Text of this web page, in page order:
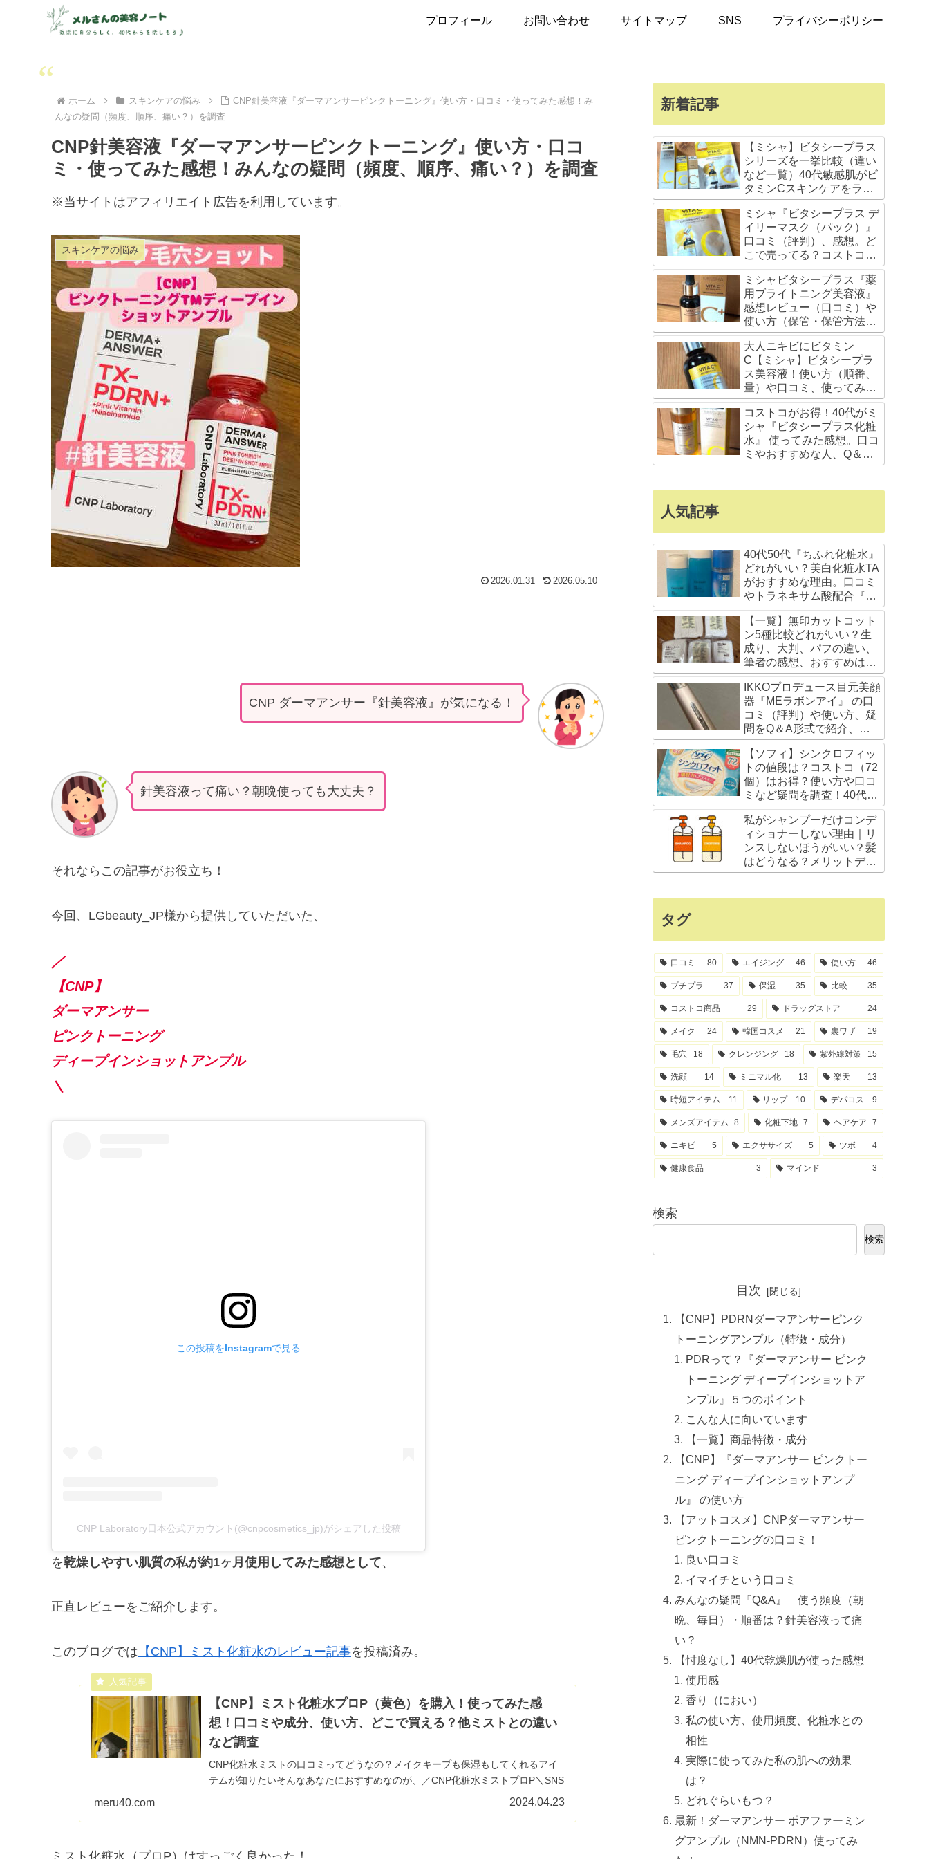
プロフィール お問い合わせ サイトマップ SNS プライバシーポリシー
ホーム スキンケアの悩み
CNP針美容液『ダーマアンサーピンクトーニング』使い方・口コミ・使ってみた感想！み
んなの疑問（頻度、順序、痛い？）を調査
CNP針美容液『ダーマアンサーピンクトーニング』使い方・口コ
ミ・使ってみた感想！みんなの疑問（頻度、順序、痛い？）を調査
※当サイトはアフィリエイト広告を利用しています。
スキンケアの悩み
2026.01.31 2026.05.10
CNP ダーマアンサー『針美容液』が気になる！
針美容液って痛い？朝晩使っても大丈夫？
それならこの記事がお役立ち！
今回、LGbeauty_JP様から提供していただいた、
／
【CNP】
ダーマアンサー
ピンクトーニング
ディープインショットアンプル
＼
この投稿をInstagramで見る
CNP Laboratory日本公式アカウント(@cnpcosmetics_jp)がシェアした投稿
を乾燥しやすい肌質の私が約1ヶ月使用してみた感想として、
正直レビューをご紹介します。
このブログでは 【CNP】ミスト化粧水のレビュー記事を投稿済み。
【CNP】ミスト化粧水プロP（黄色）を購入！使ってみた感
想！口コミや成分、使い方、どこで買える？他ミストとの違い
など調査
CNP化粧水ミストの口コミってどうなの？メイクキープも保湿もしてくれるアイ
テムが知りたいそんなあなたにおすすめなのが、／CNP化粧水ミストプロP＼SNS
などでよく見るアイテムで、知っている人もいるかも知れません。実は私、コス
meru40.com 2024.04.23
ミスト化粧水（プロP）はすっごく良かった！
新着記事
【ミシャ】ビタシープラス
シリーズを一挙比較（違い
など一覧）40代敏感肌がビ
タミンCスキンケアをライ
ン使いしてみた感想
ミシャ『ビタシープラス デ
イリーマスク（パック）』
口コミ（評判）、感想。ど
こで売ってる？コストコ値
段やドラッグストア調査
ミシャビタシープラス『薬
用ブライトニング美容液』
感想レビュー（口コミ）や
使い方（保管・保管方法、
順番）驚きの成分設計とは
大人ニキビにビタミン
C【ミシャ】ビタシープラ
ス美容液！使い方（順番、
量）や口コミ、使ってみた
感想。コストコ値段や成分
など
コストコがお得！40代がミ
シャ『ビタシープラス化粧
水』 使ってみた感想。口コ
ミやおすすめな人、Q＆
A、コストコ値段
人気記事
40代50代『ちふれ化粧水』
どれがいい？美白化粧水TA
がおすすめな理由。口コミ
やトラネキサム酸配合『肌
ラボ白潤』と比較
【一覧】無印カットコット
ン5種比較どれがいい？生
成り、大判、パフの違い、
筆者の感想、おすすめは？
毛羽立たないか口コミ調査
IKKOプロデュース目元美顔
器『MEラボンアイ』 の口
コミ（評判）や使い方、疑
問をQ＆A形式で紹介、痛
い？お風呂でOK？
【ソフィ】シンクロフィッ
トの値段は？コストコ（72
個）はお得？使い方や口コ
ミなど疑問を調査！40代こ
そ使うべき生理用品
私がシャンプーだけコンデ
ィショナーしない理由｜リ
ンスしないほうがいい？髪
はどうなる？メリットデメ
リット。私のヘアケア紹介
タグ
口コミ 80 エイジング 46 使い方 46
プチプラ 37 保湿 35 比較 35
コストコ商品 29 ドラッグストア 24
メイク 24 韓国コスメ 21 裏ワザ 19
毛穴 18 クレンジング 18 紫外線対策 15
洗顔 14 ミニマル化 13 楽天 13
時短アイテム 11 リップ 10 デパコス 9
メンズアイテム 8 化粧下地 7 ヘアケア 7
ニキビ 5 エクササイズ 5 ツボ 4
健康食品 3 マインド 3
検索
検索
目次
【CNP】PDRNダーマアンサーピンク
トーニングアンプル（特徴・成分）
PDRって？『ダーマアンサー ピンク
トーニング ディープインショットア
ンプル』５つのポイント
こんな人に向いています
【一覧】商品特徴・成分
【CNP】『ダーマアンサー ピンクトー
ニング ディープインショットアンプ
ル』 の使い方
【アットコスメ】CNPダーマアンサー
ピンクトーニングの口コミ！
良い口コミ
イマイチという口コミ
みんなの疑問『Q&A』 使う頻度（朝
晩、毎日）・順番は？針美容液って痛
い？
【忖度なし】40代乾燥肌が使った感想
使用感
香り（におい）
私の使い方、使用頻度、化粧水との
相性
実際に使ってみた私の肌への効果
は？
どれぐらいもつ？
最新！ダーマアンサー ポアファーミン
グアンプル（NMN-PDRN）使ってみ